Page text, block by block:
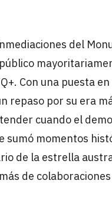
del
Con una puesta
repaso por su era
cuando el
sumó momentos
de la estrella
de